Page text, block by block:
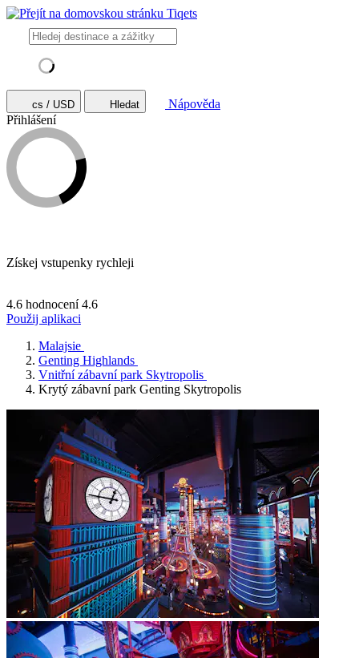
cs / USD Hledat
Nápověda
Přihlášení
Získej vstupenky rychleji
4.6 hodnocení 4.6
Použij aplikaci
Malajsie
Genting Highlands
Vnitřní zábavní park Skytropolis
Krytý zábavní park Genting Skytropolis